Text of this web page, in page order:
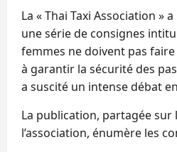
La « Thai Taxi Association »
une série de consignes
femmes ne doivent pas
à garantir la sécurité des
a suscité un intense débat
La publication, partagée sur
l’association, énumère les